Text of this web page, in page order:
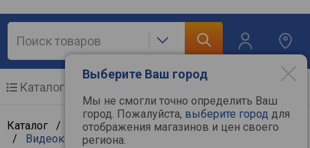
Выберите Ваш город
Мы не смогли точно определить Ваш
город. Пожалуйста, выберите город для
отображения магазинов и цен своего
региона.
Каталог
Каталог / Компьютерная техника/ Комплектующие
/ Видеокарты/Palit